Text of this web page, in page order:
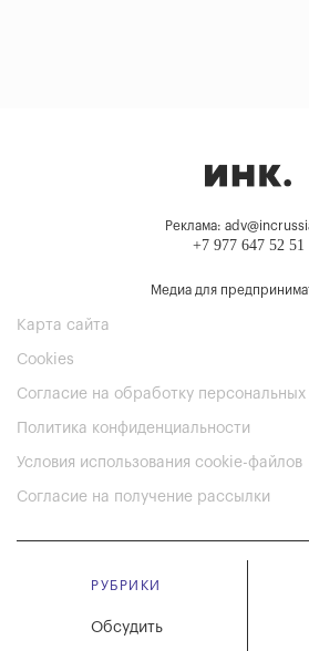
Реклама:
+7 977 647 52 51
Медиа для
Карта сайта
Cookies
Согласие на обработку
Политика конфиденциальности
Условия использования cookie-файлов
Согласие на получение рассылки
РУБРИКИ
Обсудить